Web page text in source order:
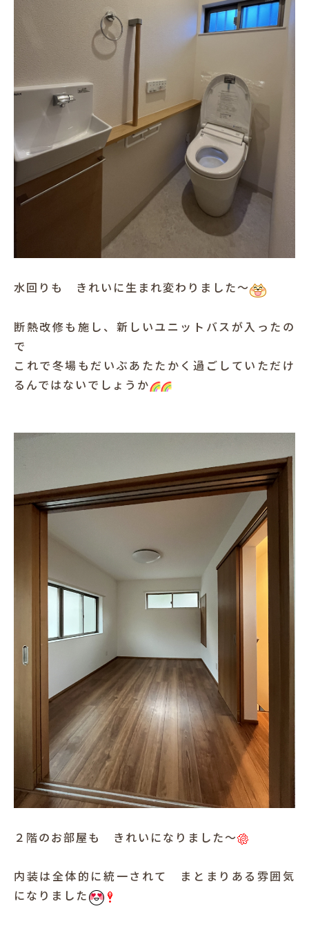
水回りも きれいに生まれ変わりました～
断熱改修も施し、新しいユニットバスが入ったの
で
これで冬場もだいぶあたたかく過ごしていただけ
るんではないでしょうか
２階のお部屋も きれいになりました～
内装は全体的に統一されて まとまりある雰囲気
になりました